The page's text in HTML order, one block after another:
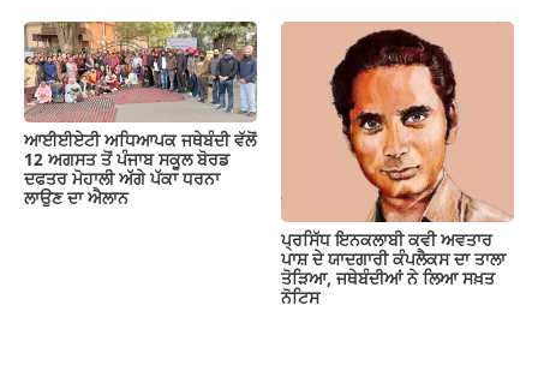
ਆਈਈਏਟੀ ਅਧਿਆਪਕ ਜਥੇਬੰਦੀ ਵੱਲੋਂ
12 ਅਗਸਤ ਤੋਂ ਪੰਜਾਬ ਸਕੂਲ ਬੋਰਡ
ਦਫਤਰ ਮੋਹਾਲੀ ਅੱਗੇ ਪੱਕਾ ਧਰਨਾ
ਲਾਉਣ ਦਾ ਐਲਾਨ
ਪ੍ਰਸਿੱਧ ਇਨਕਲਾਬੀ ਕਵੀ ਅਵਤਾਰ
ਪਾਸ਼ ਦੇ ਯਾਦਗਾਰੀ ਕੰਪਲੈਕਸ ਦਾ ਤਾਲਾ
ਤੋੜਿਆ, ਜਥੇਬੰਦੀਆਂ ਨੇ ਲਿਆ ਸਖ਼ਤ
ਨੋਟਿਸ